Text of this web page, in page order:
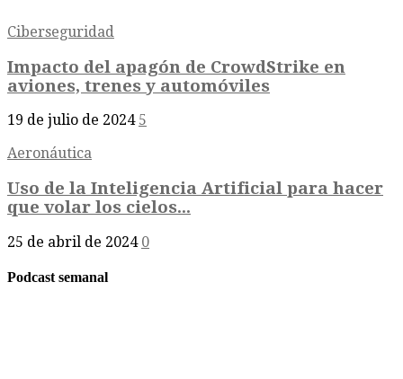
Ciberseguridad
Impacto del apagón de CrowdStrike en
aviones, trenes y automóviles
19 de julio de 2024 5
Aeronáutica
Uso de la Inteligencia Artificial para hacer
que volar los cielos...
25 de abril de 2024 0
Podcast semanal